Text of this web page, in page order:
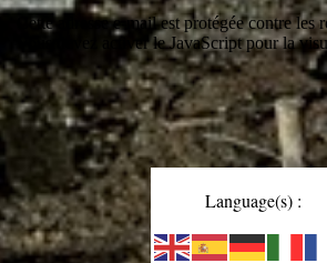
Cette adresse e-mail est protégée contre les
Vous devez activer le JavaScript pour la
Language(s) :